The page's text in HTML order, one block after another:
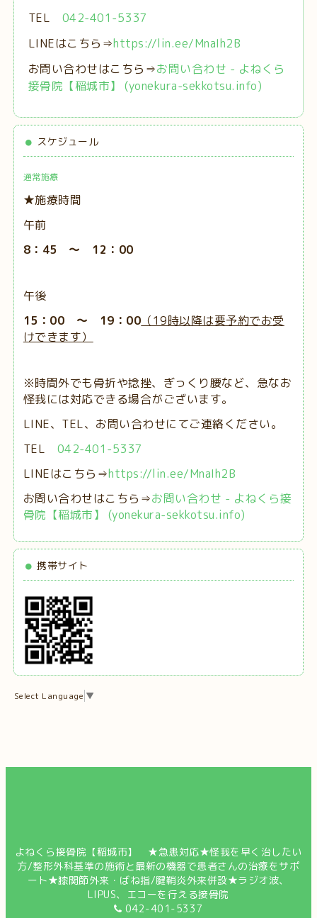
TEL 042-401-5337
LINEはこちら⇒https://lin.ee/MnaIh2B
お問い合わせはこちら⇒お問い合わせ - よねくら
接骨院【稲城市】 (yonekura-sekkotsu.info)
スケジュール
通常施療
★施療時間
午前
8：45 ～ 12：00
午後
15：00 ～ 19：00 （19時以降は要予約でお受
けできます）
※時間外でも骨折や捻挫、ぎっくり腰など、急なお
怪我には対応できる場合がございます。
LINE、TEL、お問い合わせにてご連絡ください。
TEL 042-401-5337
LINEはこちら⇒https://lin.ee/MnaIh2B
お問い合わせはこちら⇒お問い合わせ - よねくら接
骨院【稲城市】 (yonekura-sekkotsu.info)
携帯サイト
Select Language ▼
よねくら接骨院【稲城市】 ★急患対応★怪我を早く治したい
方/整形外科基準の施術と最新の機器で患者さんの治療をサポ
ート★膝関節外来・ばね指/腱鞘炎外来併設★ラジオ波、
LIPUS、エコーを行える接骨院
042-401-5337